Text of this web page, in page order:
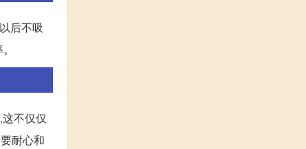
后不吸
不仅仅
耐心和